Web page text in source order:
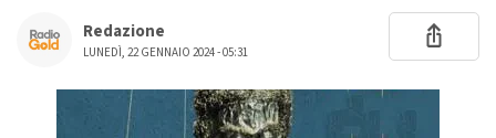
Redazione
LUNEDÌ, 22 GENNAIO 2024 - 05:31